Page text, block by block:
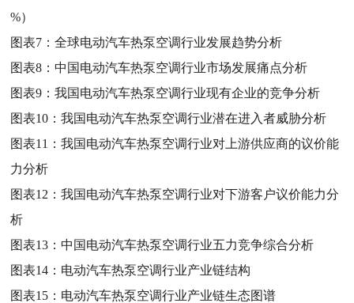
%）
图表7：全球电动汽车热泵空调行业发展趋势分析
图表8：中国电动汽车热泵空调行业市场发展痛点分析
图表9：我国电动汽车热泵空调行业现有企业的竞争分析
图表10：我国电动汽车热泵空调行业潜在进入者威胁分析
图表11：我国电动汽车热泵空调行业对上游供应商的议价能
力分析
图表12：我国电动汽车热泵空调行业对下游客户议价能力分
析
图表13：中国电动汽车热泵空调行业五力竞争综合分析
图表14： 电动汽车热泵空调行业产业链结构
图表15： 电动汽车热泵空调行业产业链生态图谱